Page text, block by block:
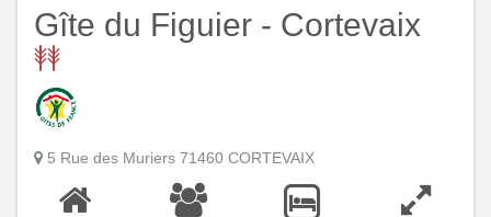
Gîte du Figuier - Cortevaix
5 Rue des Muriers 71460 CORTEVAIX